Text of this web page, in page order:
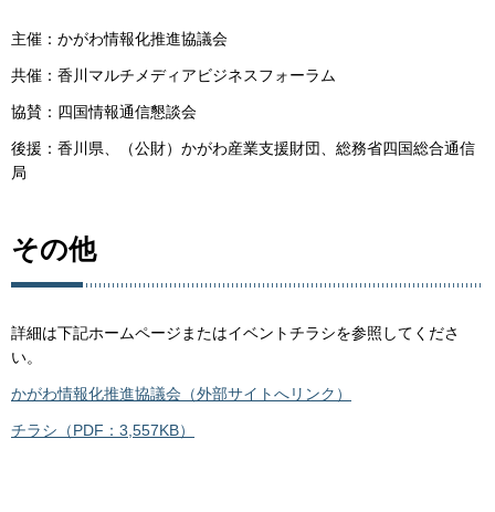
主催：かがわ情報化推進協議会
共催：香川マルチメディアビジネスフォーラム
協賛：四国情報通信懇談会
後援：香川県、（公財）かがわ産業支援財団、総務省四国総合通信
局
その他
詳細は下記ホームページまたはイベントチラシを参照してくださ
い。
かがわ情報化推進協議会 （外部サイトへリンク）
チラシ（PDF：3,557KB）